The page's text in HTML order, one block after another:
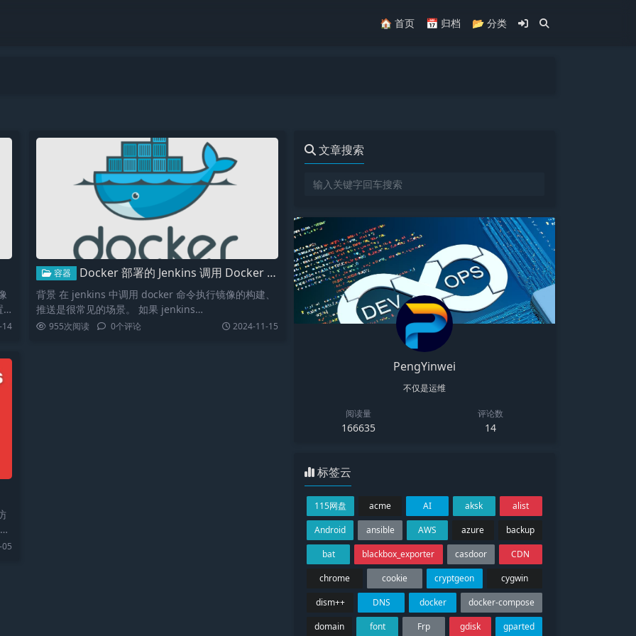
🏠 首页 📅 归档 📂 分类
容器 Docker 部署的 Jenkins 调用 Docker 客户端
背景 在 jenkins 中调用 docker 命令执行镜像的构建、
推送是很常见的场景。 如果 jenkins…
955次阅读 0个评论 2024-11-15
文章搜索
PengYinwei
不仅是运维
阅读量
166635
评论数
14
标签云
115网盘 acme AI aksk
alist
Android
ansible AWS azure
backup
bat
blackbox_exporter casdoor
CDN
chrome
cookie cryptgeon
cygwin
dism++
DNS docker
docker-compose
domain
font Frp gdisk gparted